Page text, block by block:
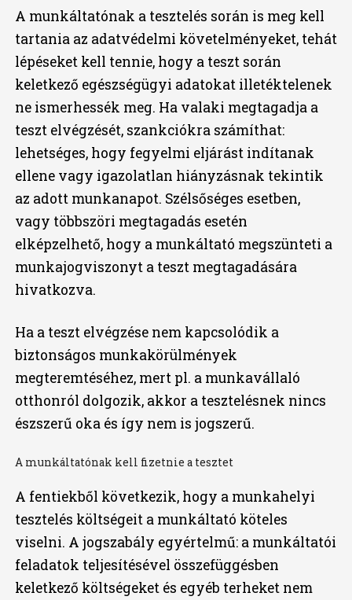
A munkáltatónak a tesztelés során is meg kell
tartania az adatvédelmi követelményeket, tehát
lépéseket kell tennie, hogy a teszt során
keletkező egészségügyi adatokat illetéktelenek
ne ismerhessék meg. Ha valaki megtagadja a
teszt elvégzését, szankciókra számíthat:
lehetséges, hogy fegyelmi eljárást indítanak
ellene vagy igazolatlan hiányzásnak tekintik
az adott munkanapot. Szélsőséges esetben,
vagy többszöri megtagadás esetén
elképzelhető, hogy a munkáltató megszünteti a
munkajogviszonyt a teszt megtagadására
hivatkozva.
Ha a teszt elvégzése nem kapcsolódik a
biztonságos munkakörülmények
megteremtéséhez, mert pl. a munkavállaló
otthonról dolgozik, akkor a tesztelésnek nincs
észszerű oka és így nem is jogszerű.
A munkáltatónak kell fizetnie a tesztet
A fentiekből következik, hogy a munkahelyi
tesztelés költségeit a munkáltató köteles
viselni. A jogszabály egyértelmű: a munkáltatói
feladatok teljesítésével összefüggésben
keletkező költségeket és egyéb terheket nem